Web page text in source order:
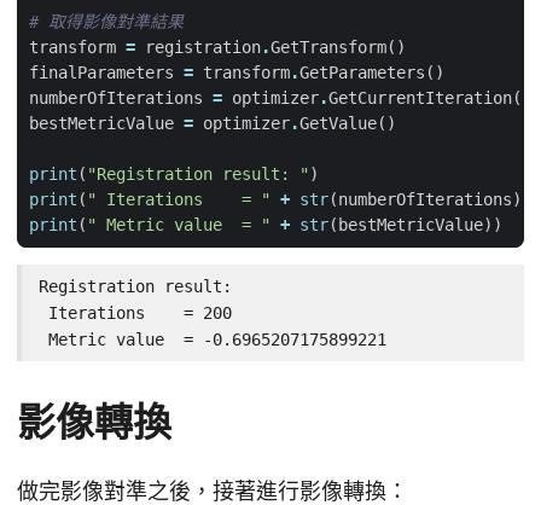
# 取得影像對準結果
transform = registration.GetTransform()
finalParameters = transform.GetParameters ()
numberOfIterations = optimizer.GetCurrentIteration()
bestMetricValue = optimizer.GetValue()
print ( "Registration result: ")
print ( " Iterations    = " + str(numberOfIterations))
print ( " Metric value  = " + str( bestMetricValue))
Registration result:
Iterations    = 200
Metric value  = -0.6965207175899221
影像轉換
做完影像對準之後，接著進行影像轉換：